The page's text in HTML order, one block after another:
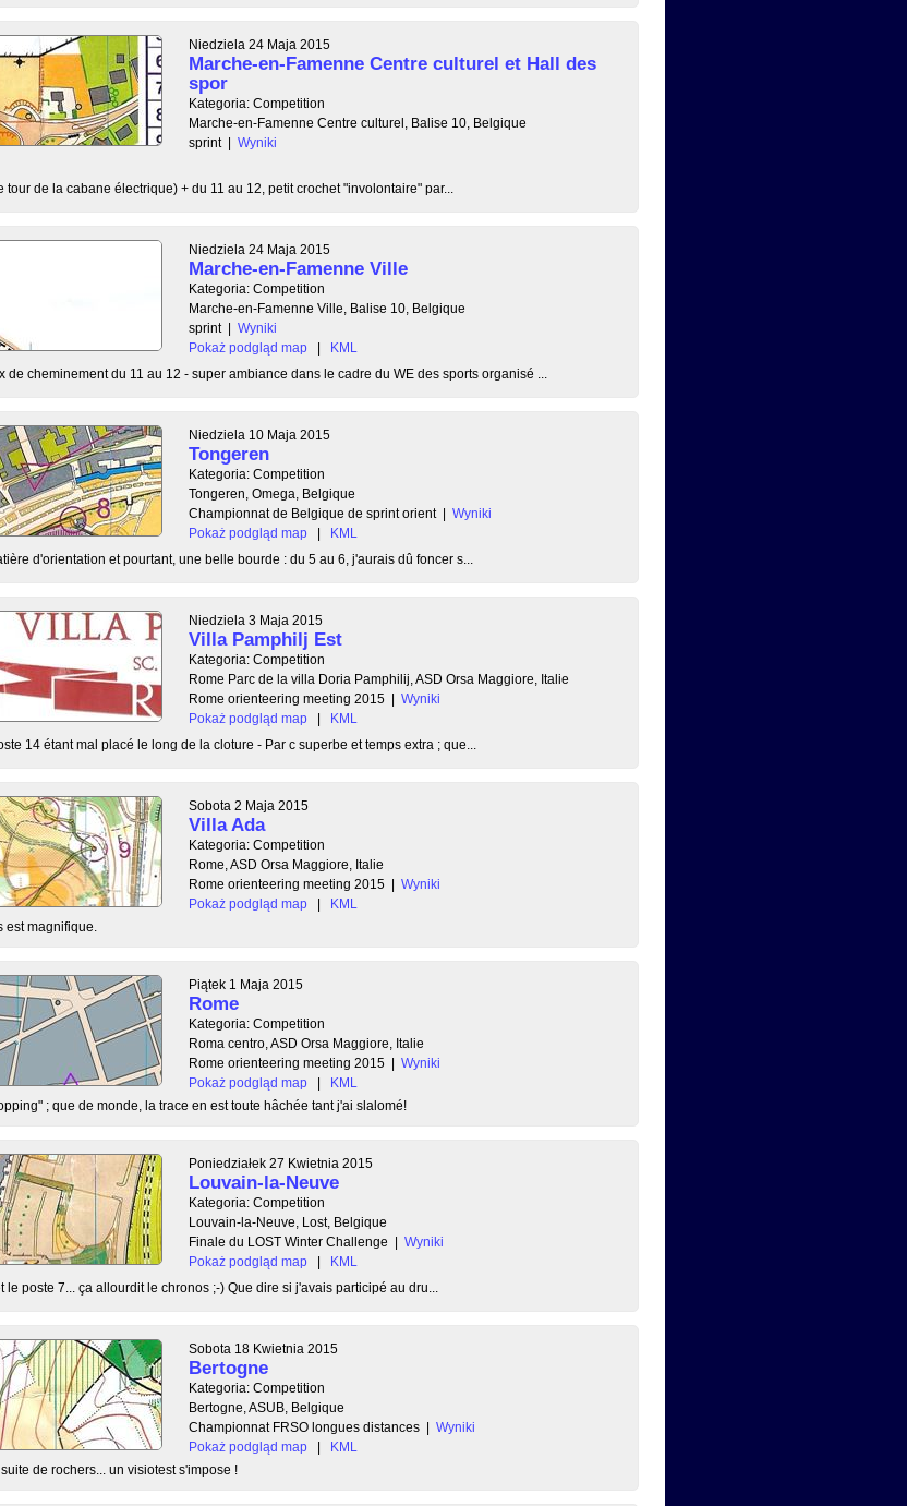
Niedziela 24 Maja 2015
Marche-en-Famenne Centre culturel et Hall des
spor
Kategoria: Competition
Marche-en-Famenne Centre culturel, Balise 10, Belgique
sprint | Wyniki
de la cabane électrique) + du 11 au 12, petit crochet "involontaire" par...
Niedziela 24 Maja 2015
Marche-en-Famenne Ville
Kategoria: Competition
Marche-en-Famenne Ville, Balise 10, Belgique
sprint | Wyniki
Pokaż podgląd map
|
KML
cheminement du 11 au 12 - super ambiance dans le cadre du WE des sports organisé ...
Niedziela 10 Maja 2015
Tongeren
Kategoria: Competition
Tongeren, Omega, Belgique
Championnat de Belgique de sprint orient | Wyniki
Pokaż podgląd map
|
KML
d'orientation et pourtant, une belle bourde : du 5 au 6, j'aurais dû foncer s...
Niedziela 3 Maja 2015
Villa Pamphilj Est
Kategoria: Competition
Rome Parc de la villa Doria Pamphilij, ASD Orsa Maggiore, Italie
Rome orienteering meeting 2015 | Wyniki
Pokaż podgląd map
|
KML
14 étant mal placé le long de la cloture - Par c superbe et temps extra ; que...
Sobota 2 Maja 2015
Villa Ada
Kategoria: Competition
Rome, ASD Orsa Maggiore, Italie
Rome orienteering meeting 2015 | Wyniki
Pokaż podgląd map
|
KML
magnifique.
Piątek 1 Maja 2015
Rome
Kategoria: Competition
Roma centro, ASD Orsa Maggiore, Italie
Rome orienteering meeting 2015 | Wyniki
Pokaż podgląd map
|
KML
; que de monde, la trace en est toute hâchée tant j'ai slalomé!
Poniedziałek 27 Kwietnia 2015
Louvain-la-Neuve
Kategoria: Competition
Louvain-la-Neuve, Lost, Belgique
Finale du LOST Winter Challenge | Wyniki
Pokaż podgląd map
|
KML
poste 7... ça allourdit le chronos ;-) Que dire si j'avais participé au dru...
Sobota 18 Kwietnia 2015
Bertogne
Kategoria: Competition
Bertogne, ASUB, Belgique
Championnat FRSO longues distances | Wyniki
Pokaż podgląd map
|
KML
de rochers... un visiotest s'impose !